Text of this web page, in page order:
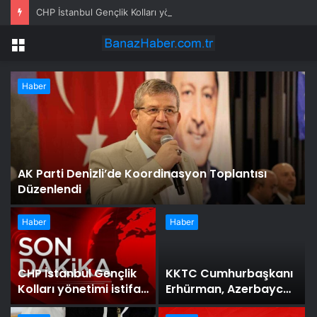
CHP İstanbul Gençlik Kolları yönetimi istifa etti
Menü
Haber
AK Parti Denizli’de Koordinasyon Toplantısı
Düzenlendi
Haber
CHP İstanbul Gençlik
Kolları yönetimi istifa
etti
Haber
KKTC Cumhurbaşkanı
Erhürman, Azerbaycan
Dostluk Grubu